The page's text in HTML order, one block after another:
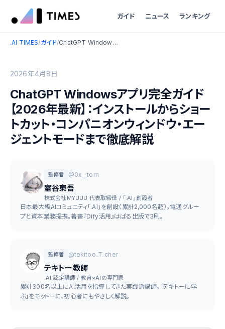
ガイド ニュース ランキング
.AI TIMES/ガイド/ ChatGPT Windowsアプリ完全ガイド【2026年最新】：インストールからショートカット・コンパニオンウィンドウ・エージェントモードまで徹底解説
2026年4月8日
ChatGPT Windowsアプリ完全ガイド
【2026年最新】：インストールからショー
トカット・コンパニオンウィンドウ・エー
ジェントモードまで徹底解説
監修者 @0x__tom
室谷東吾
株式会社MYUUU 代表取締役 / 「.AI」創設者
日本最大級AIコミュニティ「.AI」を創設（累計2,000名超）。電通グルー
プと資本業務提携。著書『Dify活用』はぱる出版で3刷。
監修者 @tekitoo_T_cher
テキトー教師
.AI 認定講師 / 教育×AIの専門家
累計300名以上にAI活用を指導してきた実践派講師。「テキトーに学
ぶ」をモットーに、初心者にもやさしく解説。